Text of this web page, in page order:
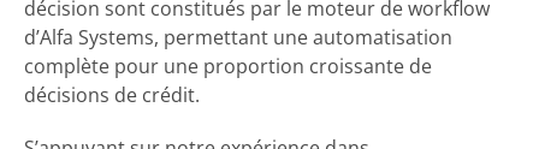
décision sont constitués par le moteur de workflow
d’Alfa Systems, permettant une automatisation
complète pour une proportion croissante de
décisions de crédit.